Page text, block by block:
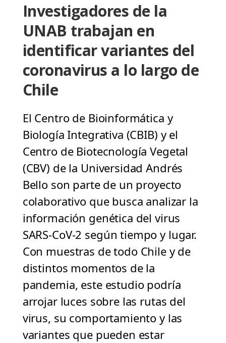
Investigadores de la
UNAB trabajan en
identificar variantes del
coronavirus a lo largo de
Chile
El Centro de Bioinformática y
Biología Integrativa (CBIB) y el
Centro de Biotecnología Vegetal
(CBV) de la Universidad Andrés
Bello son parte de un proyecto
colaborativo que busca analizar la
información genética del virus
SARS-CoV-2 según tiempo y lugar.
Con muestras de todo Chile y de
distintos momentos de la
pandemia, este estudio podría
arrojar luces sobre las rutas del
virus, su comportamiento y las
variantes que pueden estar